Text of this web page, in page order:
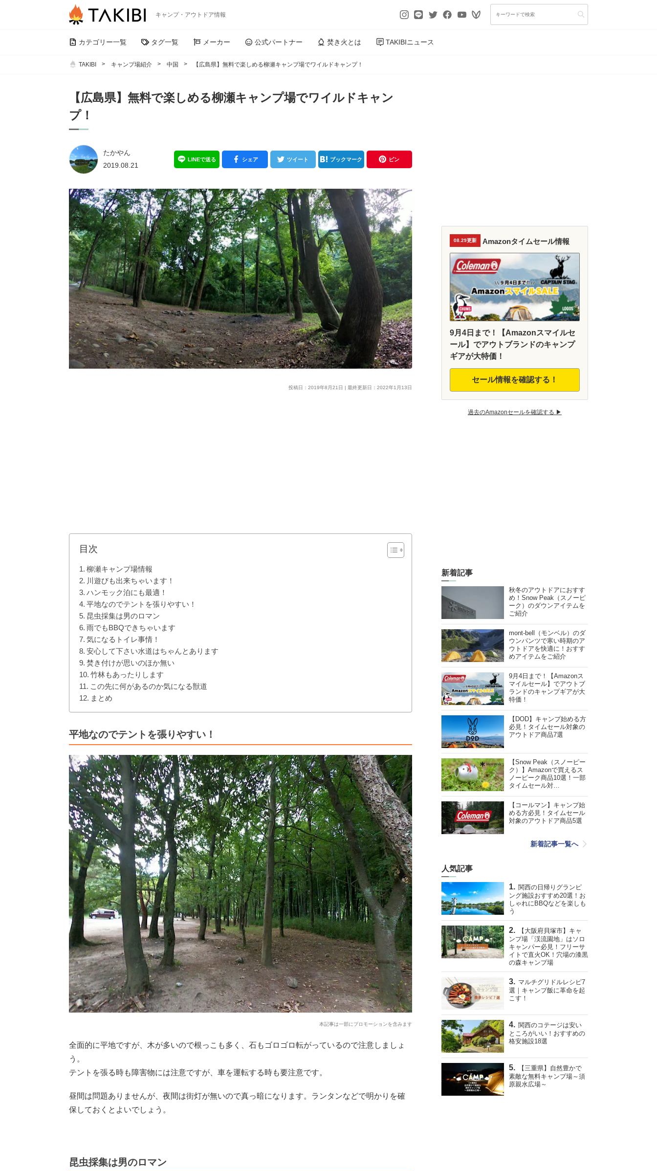
キャンプ・アウトドア情報
カテゴリー一覧 タグ一覧 メーカー 公式パートナー 焚き火とは TAKIBIニュース
TAKIBI キャンプ場紹介 中国 【広島県】無料で楽しめる柳瀬キャンプ場でワイルドキャンプ！
【広島県】無料で楽しめる柳瀬キャンプ場でワイルドキャン
プ！
たかやん
2019.08.21
LINEで送る シェア ツイート ブックマーク ピン
投稿日：2019年8月21日 | 最終更新日：2022年1月13日
目次
柳瀬キャンプ場情報
川遊びも出来ちゃいます！
ハンモック泊にも最適！
平地なのでテントを張りやすい！
昆虫採集は男のロマン
雨でもBBQできちゃいます
気になるトイレ事情！
安心して下さい水道はちゃんとあります
焚き付けが思いのほか無い
竹林もあったりします
この先に何があるのか気になる獣道
まとめ
平地なのでテントを張りやすい！
本記事は一部にプロモーションを含みます
全面的に平地ですが、木が多いので根っこも多く、石もゴロゴロ転がっているので注意しましょ
う。
テントを張る時も障害物には注意ですが、車を運転する時も要注意です。
昼間は問題ありませんが、夜間は街灯が無いので真っ暗になります。ランタンなどで明かりを確
保しておくとよいでしょう。
昆虫採集は男のロマン
08.29更新 Amazonタイムセール情報
9月4日まで！【Amazonスマイルセ
ール】でアウトブランドのキャンプ
ギアが大特価！
セール情報を確認する！
過去のAmazonセールを確認する ▶︎
新着記事
秋冬のアウトドアにおすす
め！Snow Peak（スノーピ
ーク）のダウンアイテムを
ご紹介
mont-bell（モンベル）のダ
ウンパンツで寒い時期のア
ウトドアを快適に！おすす
めアイテムをご紹介
9月4日まで！【Amazonス
マイルセール】でアウトブ
ランドのキャンプギアが大
特価！
【DOD】キャンプ始める方
必見！タイムセール対象の
アウトドア商品7選
【Snow Peak（スノーピー
ク）】Amazonで買えるス
ノーピーク商品10選！一部
タイムセール対…
【コールマン】キャンプ始
める方必見！タイムセール
対象のアウトドア商品5選
新着記事一覧へ
人気記事
関西の日帰りグランピ
ング施設おすすめ20選！お
しゃれにBBQなどを楽しも
う
【大阪府貝塚市】キャ
ンプ場「渓流園地」はソロ
キャンパー必見！フリーサ
イトで直火OK！穴場の漆黒
の森キャンプ場
マルチグリドルレシピ7
選｜キャンプ飯に革命を起
こす！
関西のコテージは安い
ところがいい！おすすめの
格安施設18選
【三重県】自然豊かで
素敵な無料キャンプ場～須
原親水広場～